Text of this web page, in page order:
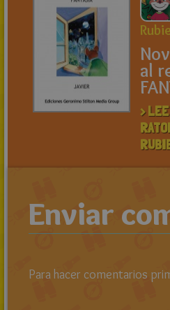
al
>
Enviar
Para hacer comentarios